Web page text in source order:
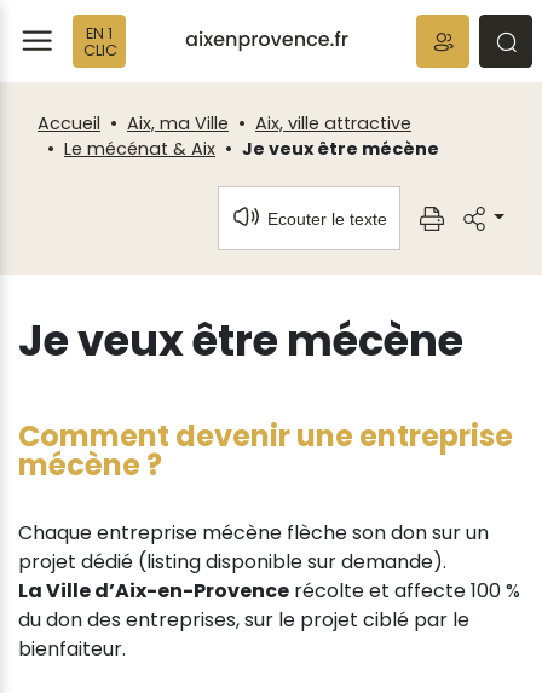
EN 1
CLIC
Accueil Aix, ma Ville
Aix, ville attractive
Le mécénat & Aix
Je veux être mécène
Ecouter le texte
Je veux être mécène
Comment devenir une entreprise
mécène ?
Chaque entreprise mécène flèche son don sur un
projet dédié (listing disponible sur demande).
La Ville d’Aix-en-Provence récolte et affecte 100 %
du don des entreprises, sur le projet ciblé par le
bienfaiteur.
Fenêtre
de
chat
Panneau de gestion des cookies